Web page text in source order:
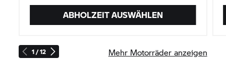
1 / 12
ABHOLZEIT AUSWÄHLEN
Mehr Motorräder anzeigen